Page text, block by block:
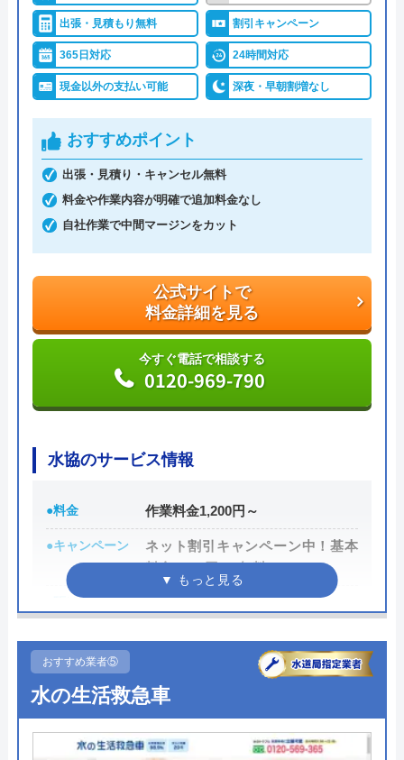
水道修理受付センターがおすすめの理由
水道修理受付センターは水回りのメンテナンス工事
を行っている業者で、水回りや給湯器トラブルの修
理、水回り設備のリフォームサービスを提供してい
ます。対応エリアは東京、神奈川、千葉、埼玉で、
詳細エリアはHPで確認できます。
営業時間は24時間年中無休で、依頼から最短30分で
見積もりは無料で実施しており、作業料金と部品代
金だけの明朗会計となっています。早朝・夜間の割
増料金などもないのでご安心ください。
基本料金5,000円を超える依頼に対して3,000円の割
引が適用されます。
公式サイトで
料金詳細を見る
今すぐ電話で相談する
0800-200-0169
水道修理受付センターの基本情報
運営会社 エバーリンクス株式会社
出張・見積もり無料 割引キャンペーン
365日対応 24時間対応
現金以外の支払い可能 深夜・早朝割増なし
おすすめポイント
出張・見積り・キャンセル無料
料金や作業内容が明確で追加料金なし
自社作業で中間マージンをカット
公式サイトで
料金詳細を見る
今すぐ電話で相談する
0120-969-790
水協のサービス情報
●料金 作業料金1,200円～
●キャンペーン
ネット割引キャンペーン中！基本
料金3,000円 → 無料
●駆けつけ時間 ―
24時間
●定休日
●出張見積もり 見積・出張費無料
●支払い方法 現金、クレジットカード
おすすめ業者⑤
水の生活救急車